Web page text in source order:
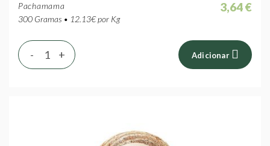
Pachamama
300 Gramas • 12.13€ por Kg
3,64 €
+
- Adicionar